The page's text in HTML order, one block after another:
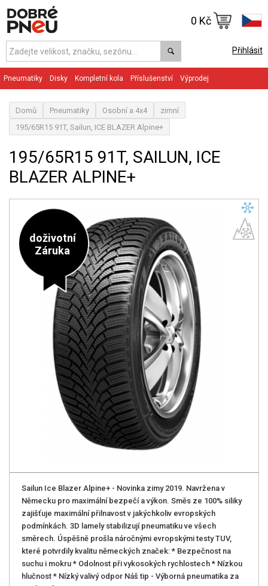
Přihlásit
0 Kč
Pneumatiky Disky Kompletní kola Příslušenství Výprodej
Domů Pneumatiky Osobní a 4x4
zimní
195/65R15 91T, Sailun, ICE BLAZER Alpine+
195/65R15 91T, SAILUN, ICE
BLAZER ALPINE+
doživotní
Záruka
Sailun Ice Blazer Alpine+ - Novinka zimy 2019. Navržena v
Německu pro maximální­ bezpečí a výkon. Směs ze 100% siliky
zajišťuje maximální přilnavost v jakýchkoliv evropských
podmínkách. 3D lamely stabilizují­ pneumatiku ve všech
směrech. Úspěšně prošla náročnými evropskými testy TUV,
které potvrdily kvalitu německých značek: * Bezpečnost na
suchu i mokru * Odolnost při vykosokých rychlostech * Nízkou
hlučnost * Nízký valivý odpor Náš tip - Výborná pneumatika za